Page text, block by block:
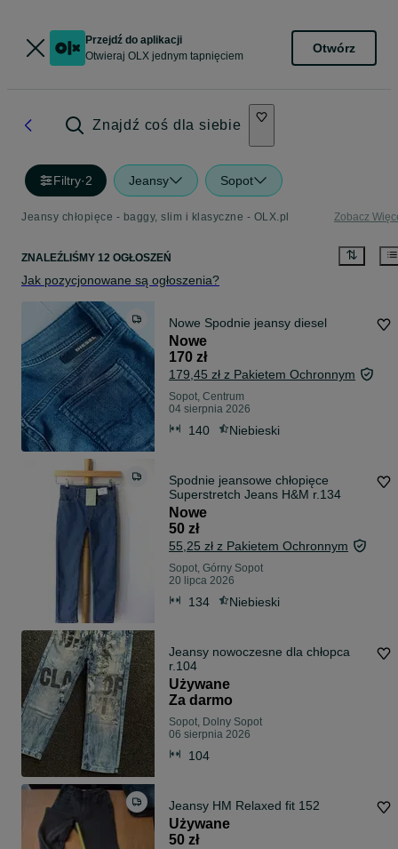
Przejdź do aplikacji
Otwieraj OLX jednym tapnięciem
Otwórz
Znajdź coś dla siebie
Filtry·2 Jeansy Sopot
Jeansy chłopięce - baggy, slim i klasyczne - OLX.pl Zobacz
ZNALEŹLIŚMY 12 OGŁOSZEŃ
Jak pozycjonowane są ogłoszenia?
Nowe Spodnie jeansy diesel
Nowe
170 zł
179,45 zł z Pakietem Ochronnym
Sopot, Centrum
04 sierpnia 2026
140 Niebieski
Spodnie jeansowe chłopięce
Superstretch Jeans H&M r.134
Nowe
50 zł
55,25 zł z Pakietem Ochronnym
Sopot, Górny Sopot
20 lipca 2026
134 Niebieski
Jeansy nowoczesne dla chłopca
r.104
Używane
Za darmo
Sopot, Dolny Sopot
06 sierpnia 2026
104
Jeansy HM Relaxed fit 152
Używane
50 zł